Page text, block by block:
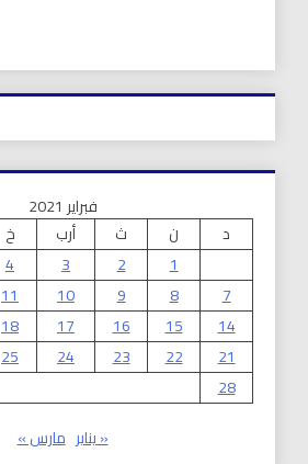
فبراير 2021
د
ن ث أرب خ
1
2
3
4
7
8
9
10
11
14
15
16
17
18
21
22
23
24
25
28
« يناير مارس »